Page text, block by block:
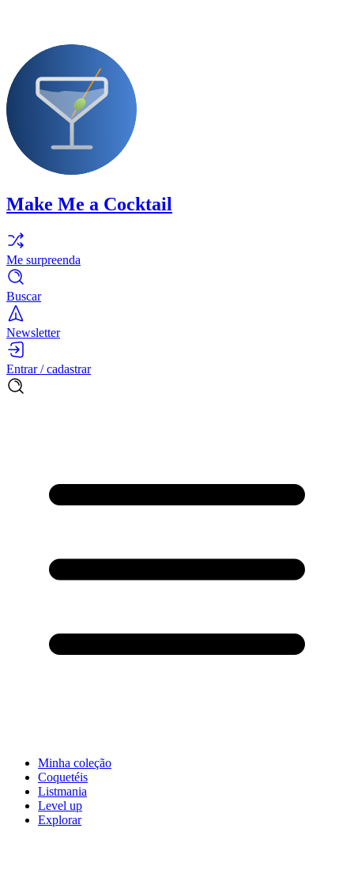
Make Me a Cocktail
Me surpreenda
Buscar
Newsletter
Entrar / cadastrar
Minha coleção
Coquetéis
Listmania
Level up
Explorar